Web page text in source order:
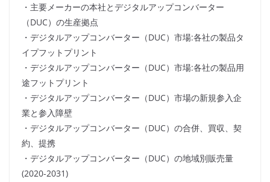
・主要メーカーの本社とデジタルアップコンバーター
（DUC）の生産拠点
・デジタルアップコンバーター（DUC）市場:各社の製品タ
イプフットプリント
・デジタルアップコンバーター（DUC）市場:各社の製品用
途フットプリント
・デジタルアップコンバーター（DUC）市場の新規参入企
業と参入障壁
・デジタルアップコンバーター（DUC）の合併、買収、契
約、提携
・デジタルアップコンバーター（DUC）の地域別販売量
(2020-2031)